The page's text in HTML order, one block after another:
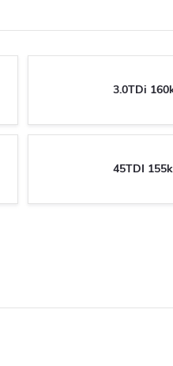
3.0TDi
45TDI